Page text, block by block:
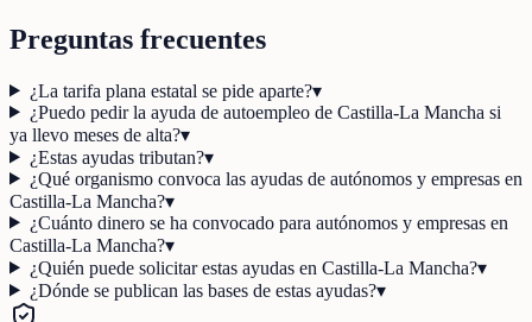
Preguntas frecuentes
¿La tarifa plana estatal se pide aparte?▾
¿Puedo pedir la ayuda de autoempleo de Castilla-La Mancha si
ya llevo meses de alta?▾
¿Estas ayudas tributan?▾
¿Qué organismo convoca las ayudas de autónomos y empresas en
Castilla-La Mancha?▾
¿Cuánto dinero se ha convocado para autónomos y empresas en
Castilla-La Mancha?▾
¿Quién puede solicitar estas ayudas en Castilla-La Mancha?▾
¿Dónde se publican las bases de estas ayudas?▾